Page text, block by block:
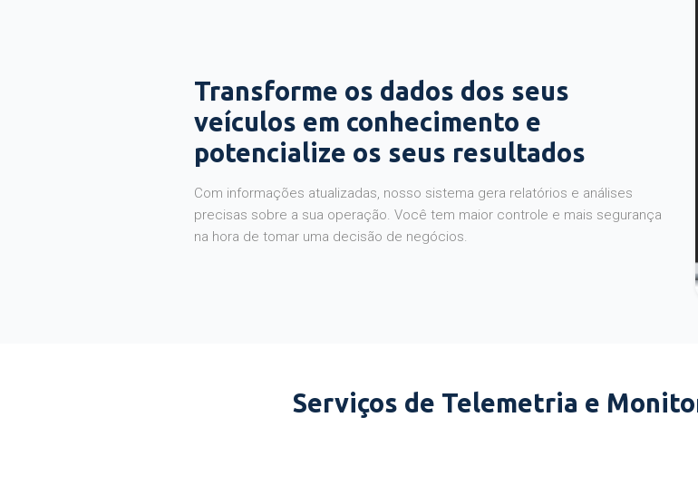
Transforme os dados dos seus
veículos em conhecimento e
potencialize os seus resultados
Com informações atualizadas, nosso sistema gera relatórios e análises
precisas sobre a sua operação. Você tem maior controle e mais segurança
na hora de tomar uma decisão de negócios.
Serviços de Telemetria e